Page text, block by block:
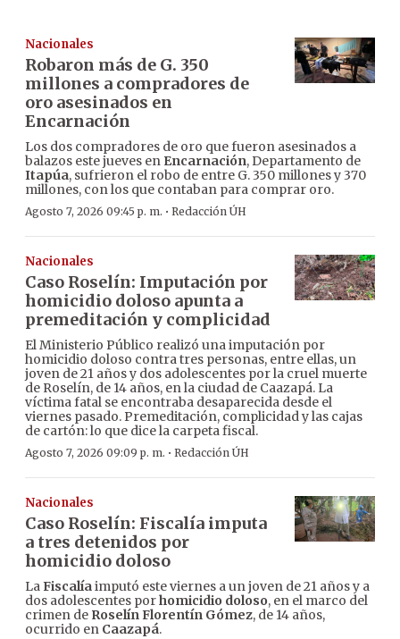
Nacionales
Robaron más de G. 350
millones a compradores de
oro asesinados en
Encarnación
Los dos compradores de oro que fueron asesinados a
balazos este jueves en Encarnación, Departamento de
Itapúa, sufrieron el robo de entre G. 350 millones y 370
millones, con los que contaban para comprar oro.
Agosto 7, 2026 09:45 p. m. · Redacción ÚH
Nacionales
Caso Roselín: Imputación por
homicidio doloso apunta a
premeditación y complicidad
El Ministerio Público realizó una imputación por
homicidio doloso contra tres personas, entre ellas, un
joven de 21 años y dos adolescentes por la cruel muerte
de Roselín, de 14 años, en la ciudad de Caazapá. La
víctima fatal se encontraba desaparecida desde el
viernes pasado. Premeditación, complicidad y las cajas
de cartón: lo que dice la carpeta fiscal.
Agosto 7, 2026 09:09 p. m. · Redacción ÚH
Nacionales
Caso Roselín: Fiscalía imputa
a tres detenidos por
homicidio doloso
LaFiscalíaimputó este viernes a un joven de 21 años y a
dos adolescentes porhomicidio doloso, en el marco del
crimen de Roselín Florentín Gómez, de 14 años,
ocurrido en Caazapá.